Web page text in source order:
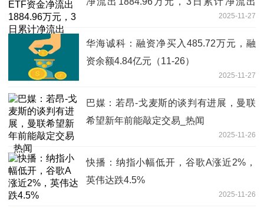
2025-11-27
华海诚科：融资净买入485.72万元，融
资余额4.84亿元（11-26）
2025-11-27
巴媒：若昂-戈麦斯的谈判有进展，曼联
希望新年前能敲定交易_热闻
2025-11-26
快播：纳指小幅低开，谷歌A涨近2%，
英伟达跌4.5%
2025-11-26